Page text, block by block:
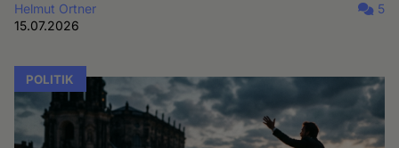
Helmut Ortner
15.07.2026
5
POLITIK